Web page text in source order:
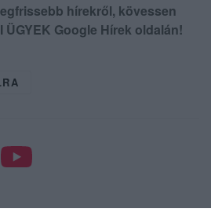
hírekről, kövessen
ÜGYEK Google Hírek oldalán!